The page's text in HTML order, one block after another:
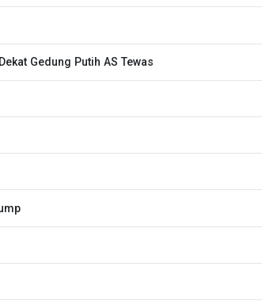
Gedung Putih AS Tewas